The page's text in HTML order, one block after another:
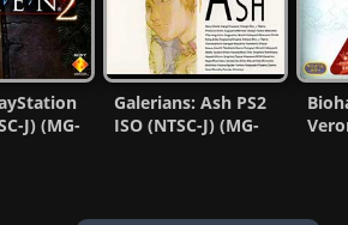
J) (MG-
Galerians: Ash PS2
ISO (NTSC-J) (MG-